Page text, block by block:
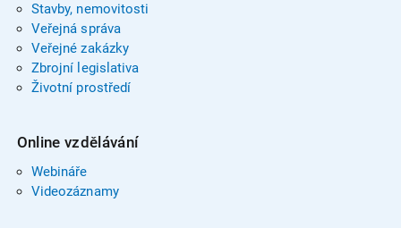
Stavby, nemovitosti
Veřejná správa
Veřejné zakázky
Zbrojní legislativa
Životní prostředí
Online vzdělávání
Webináře
Videozáznamy